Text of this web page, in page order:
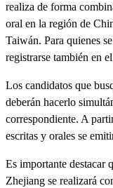
realiza de forma
oral en la región de
Taiwán. Para quienes
registrarse también en
Los candidatos que
deberán hacerlo
correspondiente. A
escritas y orales se
Es importante destacar
Zhejiang se realizará